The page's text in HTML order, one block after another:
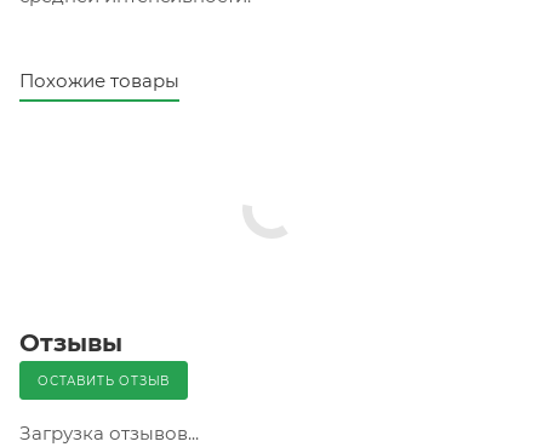
Похожие товары
Отзывы
ОСТАВИТЬ ОТЗЫВ
Загрузка отзывов...